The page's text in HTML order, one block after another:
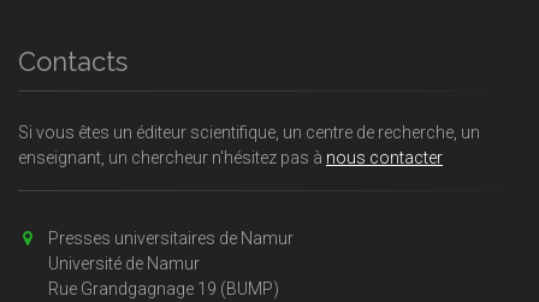
Contacts
Si vous êtes un éditeur scientifique, un centre de recherche, un
enseignant, un chercheur n'hésitez pas à nous contacter
Presses universitaires de Namur
Université de Namur
Rue Grandgagnage 19 (BUMP)